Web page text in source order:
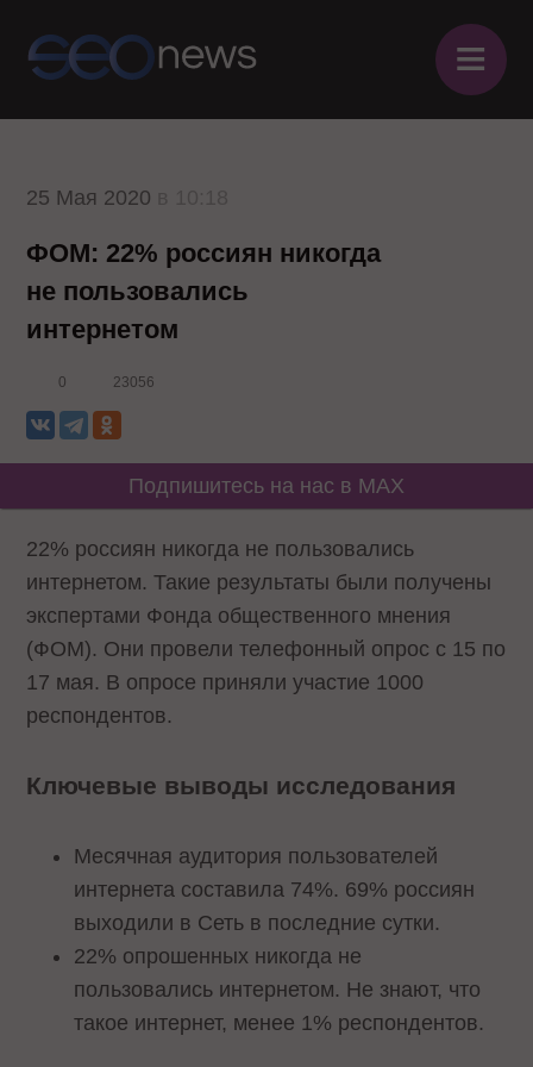
≡
25 Мая 2020
ФОМ: 22% россиян никогда
не пользовались
интернетом
0 23056
Подпишитесь на нас в MAX
22% россиян никогда не пользовались
интернетом. Такие результаты были получены
экспертами Фонда общественного мнения
(ФОМ). Они провели телефонный опрос с 15 по
17 мая. В опросе приняли участие 1000
респондентов.
Ключевые выводы исследования
Месячная аудитория пользователей
интернета составила 74%. 69% россиян
выходили в Сеть в последние сутки.
22% опрошенных никогда не
пользовались интернетом. Не знают, что
такое интернет, менее 1% респондентов.